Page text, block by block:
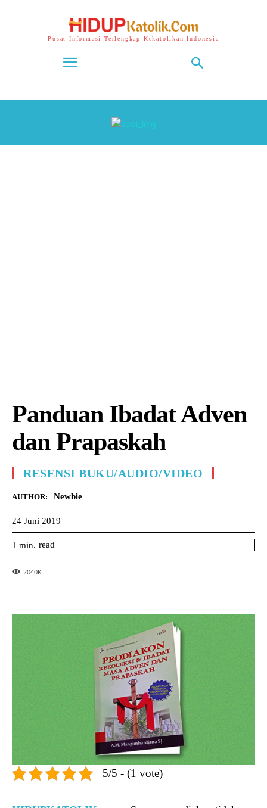
Pusat Informasi Terlengkap Kekatolikan Indonesia
Panduan Ibadat Adven
dan Prapaskah
RESENSI BUKU/AUDIO/VIDEO
AUTHOR: Newbie
24 Juni 2019
1 min. read
2040K
5/5 - (1 vote)